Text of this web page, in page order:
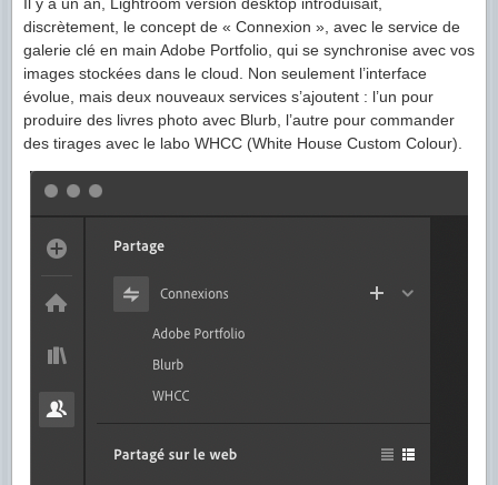
discrètement, le concept de « Connexion », avec le service de
galerie clé en main Adobe Portfolio, qui se synchronise avec vos
images stockées dans le cloud. Non seulement l’interface
évolue, mais deux nouveaux services s’ajoutent : l’un pour
produire des livres photo avec Blurb, l’autre pour commander
des tirages avec le labo WHCC (White House Custom Colour).